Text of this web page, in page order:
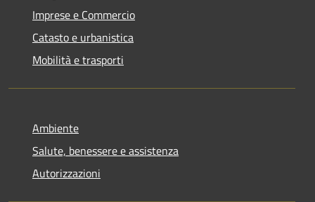
Imprese e Commercio
Catasto e urbanistica
Mobilità e trasporti
Ambiente
Salute, benessere e assistenza
Autorizzazioni